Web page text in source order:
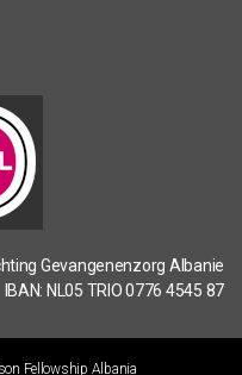
Gevangenenzorg Albanie
IBAN: NL05 TRIO 0776 4545 87
Fellowship Albania